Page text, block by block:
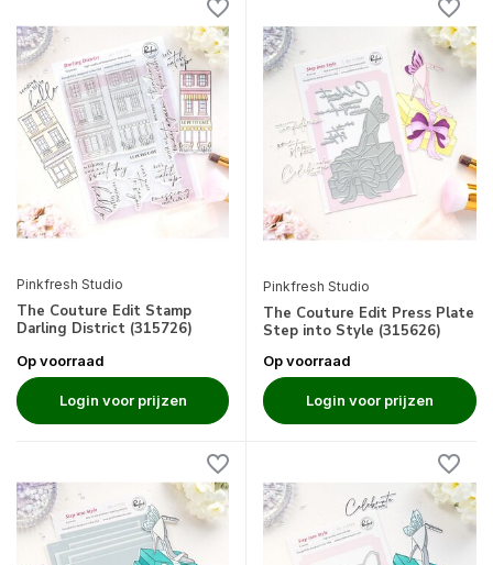
Pinkfresh Studio
The Couture Edit Stamp
Darling District (315726)
Op voorraad
Login voor prijzen
Pinkfresh Studio
The Couture Edit Press Plate
Step into Style (315626)
Op voorraad
Login voor prijzen